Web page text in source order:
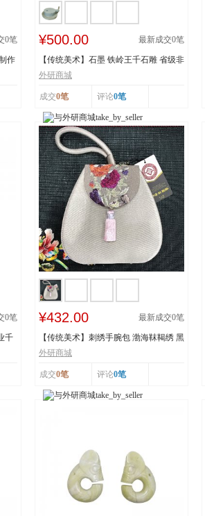
0笔
作
¥500.00 最新成交0笔
【传统美术】石墨 铁岭王千石雕 省级非
物质文化遗...
外研商城
成交0笔 评论0笔
0笔
千
¥432.00 最新成交0笔
【传统美术】刺绣手腕包 渤海靺鞨绣 黑
龙江省牡丹...
外研商城
成交0笔 评论0笔